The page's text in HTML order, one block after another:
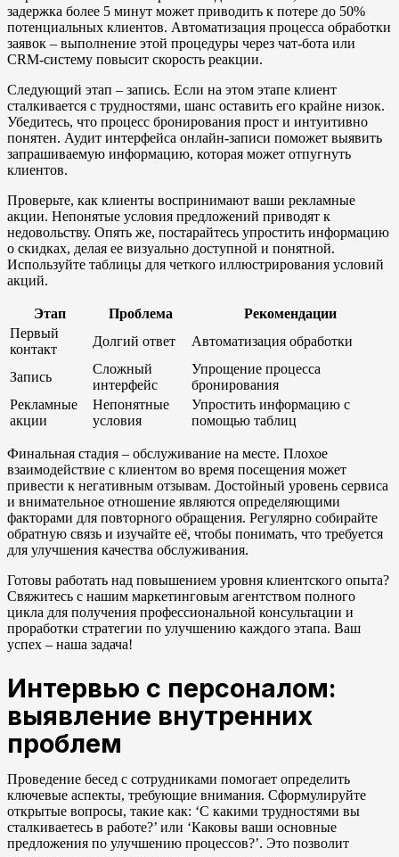
задержка более 5 минут может приводить к потере до 50%
потенциальных клиентов. Автоматизация процесса обработки
заявок – выполнение этой процедуры через чат-бота или
CRM-систему повысит скорость реакции.
Следующий этап – запись. Если на этом этапе клиент
сталкивается с трудностями, шанс оставить его крайне низок.
Убедитесь, что процесс бронирования прост и интуитивно
понятен. Аудит интерфейса онлайн-записи поможет выявить
запрашиваемую информацию, которая может отпугнуть
клиентов.
Проверьте, как клиенты воспринимают ваши рекламные
акции. Непонятые условия предложений приводят к
недовольству. Опять же, постарайтесь упростить информацию
о скидках, делая ее визуально доступной и понятной.
Используйте таблицы для четкого иллюстрирования условий
акций.
Этап Проблема
Рекомендации
Первый
контакт
Долгий ответ Автоматизация обработки
Запись
Сложный
интерфейс
Упрощение процесса
бронирования
Рекламные
акции
Непонятные
условия
Упростить информацию с
помощью таблиц
Финальная стадия – обслуживание на месте. Плохое
взаимодействие с клиентом во время посещения может
привести к негативным отзывам. Достойный уровень сервиса
и внимательное отношение являются определяющими
факторами для повторного обращения. Регулярно собирайте
обратную связь и изучайте её, чтобы понимать, что требуется
для улучшения качества обслуживания.
Готовы работать над повышением уровня клиентского опыта?
Свяжитесь с нашим маркетинговым агентством полного
цикла для получения профессиональной консультации и
проработки стратегии по улучшению каждого этапа. Ваш
успех – наша задача!
Интервью с персоналом:
выявление внутренних
проблем
Проведение бесед с сотрудниками помогает определить
ключевые аспекты, требующие внимания. Сформулируйте
открытые вопросы, такие как: ‘С какими трудностями вы
сталкиваетесь в работе?’ или ‘Каковы ваши основные
предложения по улучшению процессов?’. Это позволит